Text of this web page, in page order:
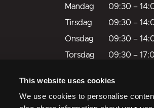
This website uses cookies
We use cookies to personalise
Mandag 09:30 –
Tirsdag
09:30 –
Onsdag
09:30 –
Torsdag
09:30 –
Søndag